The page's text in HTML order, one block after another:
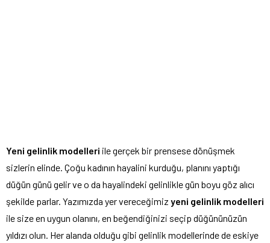
Yeni gelinlik modelleri ile gerçek bir prensese dönüşmek
sizlerin elinde. Çoğu kadının hayalini kurduğu, planını yaptığı
düğün günü gelir ve o da hayalindeki gelinlikle gün boyu göz alıcı
şekilde parlar. Yazımızda yer vereceğimiz yeni gelinlik modelleri
ile size en uygun olanını, en beğendiğinizi seçip düğününüzün
yıldızı olun. Her alanda olduğu gibi gelinlik modellerinde de eskiye